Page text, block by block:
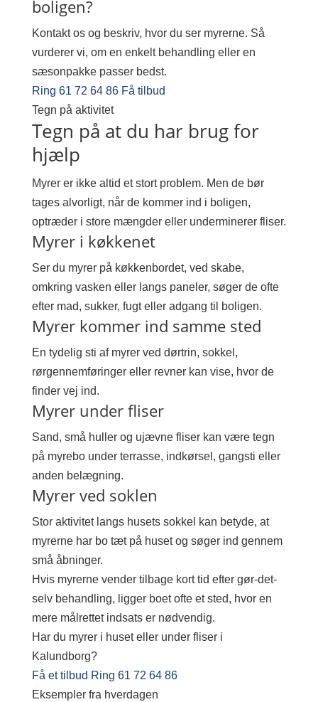
boligen?
Kontakt os og beskriv, hvor du ser myrerne. Så
vurderer vi, om en enkelt behandling eller en
sæsonpakke passer bedst.
Ring 61 72 64 86 Få tilbud
Tegn på aktivitet
Tegn på at du har brug for
hjælp
Myrer er ikke altid et stort problem. Men de bør
tages alvorligt, når de kommer ind i boligen,
optræder i store mængder eller underminerer fliser.
Myrer i køkkenet
Ser du myrer på køkkenbordet, ved skabe,
omkring vasken eller langs paneler, søger de ofte
efter mad, sukker, fugt eller adgang til boligen.
Myrer kommer ind samme sted
En tydelig sti af myrer ved dørtrin, sokkel,
rørgennemføringer eller revner kan vise, hvor de
finder vej ind.
Myrer under fliser
Sand, små huller og ujævne fliser kan være tegn
på myrebo under terrasse, indkørsel, gangsti eller
anden belægning.
Myrer ved soklen
Stor aktivitet langs husets sokkel kan betyde, at
myrerne har bo tæt på huset og søger ind gennem
små åbninger.
Hvis myrerne vender tilbage kort tid efter gør-det-
selv behandling, ligger boet ofte et sted, hvor en
mere målrettet indsats er nødvendig.
Har du myrer i huset eller under fliser i
Kalundborg?
Få et tilbud Ring 61 72 64 86
Eksempler fra hverdagen